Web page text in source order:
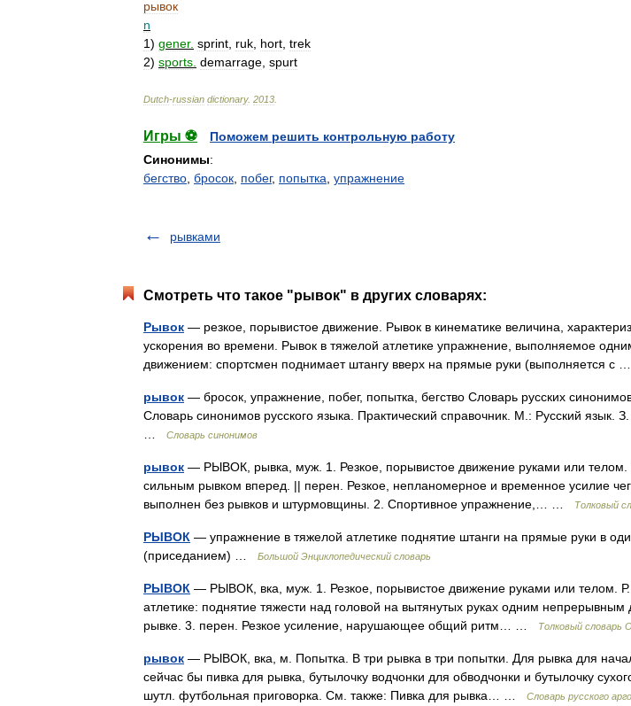
рывок
n
1) gener. sprint ruk hort trek
2) sports demarrage spurt
Dutch-russian dictionary. 2013
Игры ⚽
Поможем решить контрольную работу
Синонимы:
бегство бросок побег, попытка упражнение
рывками
Смотреть что такое "рывок" в других словарях:
Рывок — резкое, порывистое движение. Рывок в кинематике величина,
ускорения во времени. Рывок в тяжелой атлетике упражнение, выполняемое
движением: спортсмен поднимает штангу вверх на прямые руки (выполняется с
рывок — бросок, упражнение, побег, попытка, бегство Словарь русских
Словарь синонимов русского языка. Практический справочник. М.: Русский язык.
Словарь синонимов
рывок — РЫВОК, рывка, муж. 1. Резкое, порывистое движение руками или
сильным рывком вперед. || перен. Резкое, непланомерное и временное усилие
выполнен без рывков и штурмовщины. 2. Спортивное упражнение,… …
Толковый
РЫВОК — упражнение в тяжелой атлетике поднятие штанги на прямые руки в
(приседанием) …
Большой Энциклопедический словарь
РЫВОК — РЫВОК, вка, муж. 1. Резкое, порывистое движение руками или телом.
атлетике: поднятие тяжести над головой на вытянутых руках одним непрерывным
рывке. 3. перен. Резкое усиление, нарушающее общий ритм… …
Толковый словарь
рывок — РЫВОК, вка, м. Попытка. В три рывка в три попытки. Для рывка для
сейчас бы пивка для рывка, бутылочку водчонки для обводчонки и бутылочку
шутл. футбольная приговорка. См. также: Пивка для рывка… …
Словарь русского арго